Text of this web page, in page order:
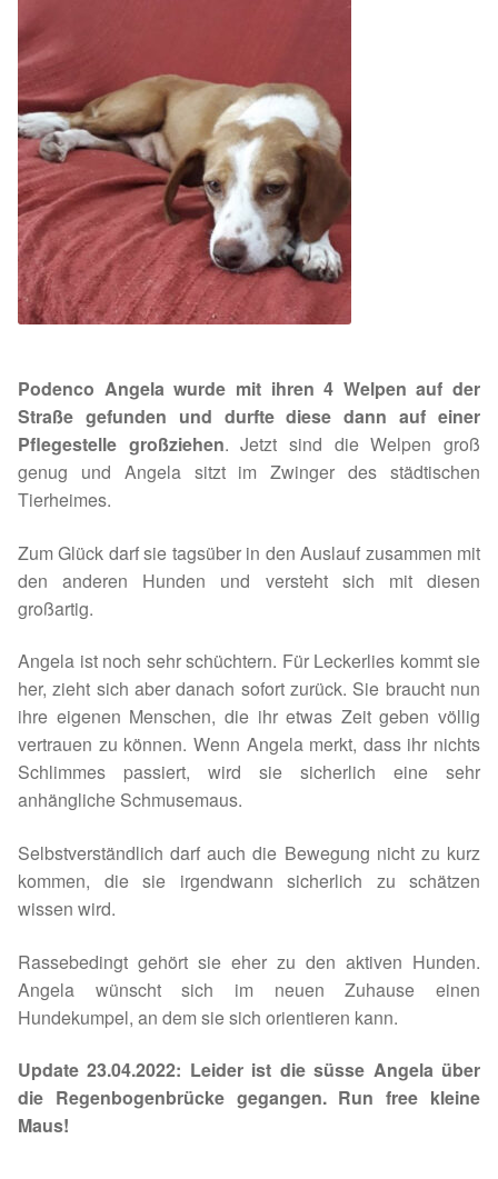
Aktuelle Spenden 2026
Ihre/Eure Spenden – Januar bis Juni 2026
Spenden 2025
Juli bis Dezember 2025
Januar bis Juni 2025
Juli bis Dezember 2024
Januar bis Juni 2024
Juli bis Dezember 2023
Spenden 2022
Juli bis Dezember 2022
Spenden 2021
Fördermitgliedschaft
Tierschutz
Auslandstierschutz
Kontakt & Rechtliches
Facebook
Instagram
Podenco Angela wurde mit ihren 4 Welpen auf der
Straße gefunden und durfte diese dann auf einer
Pflegestelle großziehen. Jetzt sind die Welpen groß
genug und Angela sitzt im Zwinger des städtischen
Tierheimes.
Zum Glück darf sie tagsüber in den Auslauf zusammen mit
den anderen Hunden und versteht sich mit diesen
großartig.
Angela ist noch sehr schüchtern. Für Leckerlies kommt sie
her, zieht sich aber danach sofort zurück. Sie braucht nun
ihre eigenen Menschen, die ihr etwas Zeit geben völlig
vertrauen zu können. Wenn Angela merkt, dass ihr nichts
Schlimmes passiert, wird sie sicherlich eine sehr
anhängliche Schmusemaus.
Selbstverständlich darf auch die Bewegung nicht zu kurz
kommen, die sie irgendwann sicherlich zu schätzen
wissen wird.
Rassebedingt gehört sie eher zu den aktiven Hunden.
Angela wünscht sich im neuen Zuhause einen
Hundekumpel, an dem sie sich orientieren kann.
Update 23.04.2022: Leider ist die süsse Angela über
die Regenbogenbrücke gegangen. Run free kleine
Maus!